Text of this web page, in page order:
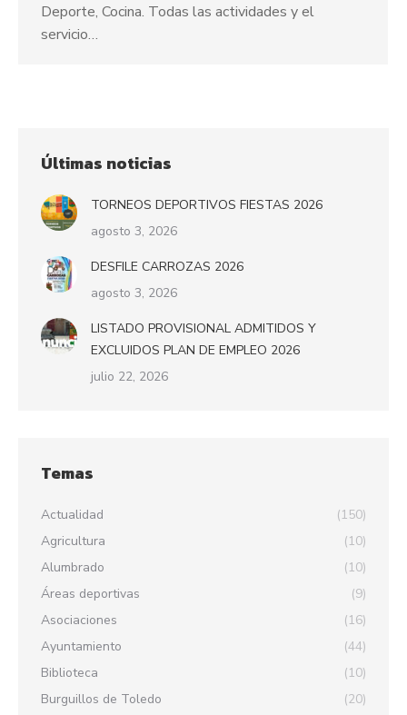
Deporte, Cocina. Todas las actividades y el
servicio…
Últimas noticias
TORNEOS DEPORTIVOS FIESTAS 2026
agosto 3, 2026
DESFILE CARROZAS 2026
agosto 3, 2026
LISTADO PROVISIONAL ADMITIDOS Y
EXCLUIDOS PLAN DE EMPLEO 2026
julio 22, 2026
Temas
Actualidad
(150)
Agricultura
(10)
Alumbrado
(10)
Áreas deportivas
(9)
Asociaciones
(16)
Ayuntamiento
(44)
Biblioteca
(10)
Burguillos de Toledo
(20)